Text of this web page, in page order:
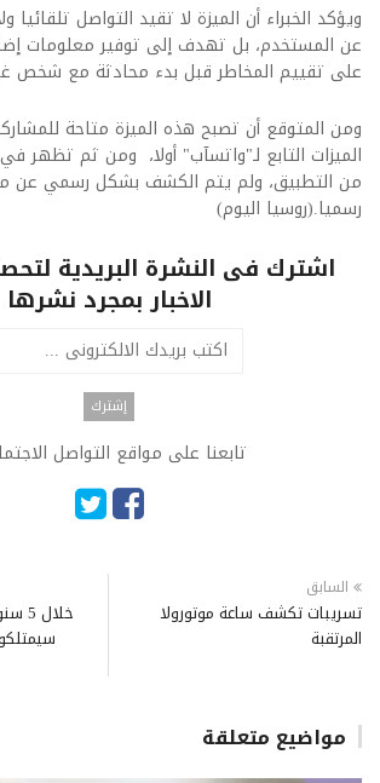
ويؤكد الخبراء أن الميزة لا تقيد التواصل تلقائيا
عن المستخدم، بل تهدف إلى توفير معلومات
على تقييم المخاطر قبل بدء محادثة مع شخص
ومن المتوقع أن تصبح هذه الميزة متاحة
الميزات التابع لـ"واتسآب" أولا، ومن ثم تظهر
من التطبيق، ولم يتم الكشف بشكل رسمي عن
رسميا.(روسيا اليوم)
اشترك فى النشرة البريدية
الاخبار بمجرد نشرها
تابعنا على مواقع التواصل
السابق
تسريبات تكشف ساعة موتورولا
المرتقبة
مواضيع متعلقة